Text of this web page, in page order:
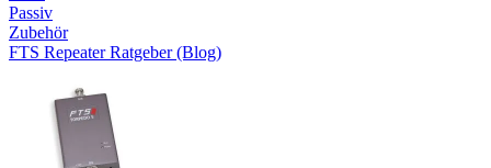
Passiv
Zubehör
FTS Repeater Ratgeber (Blog)